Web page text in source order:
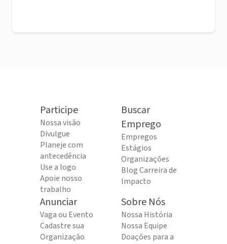
Participe
Nossa visão
Divulgue
Planeje com
antecedência
Use a logo
Apoie nosso
trabalho
Buscar
Emprego
Empregos
Estágios
Organizações
Blog Carreira de
Impacto
Anunciar
Vaga ou Evento
Cadastre sua
Organização
Sobre Nós
Nossa História
Nossa Equipe
Doações para a